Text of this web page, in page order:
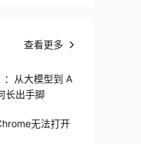
查看更多
：从大模型到 A
出手脚
无法打开